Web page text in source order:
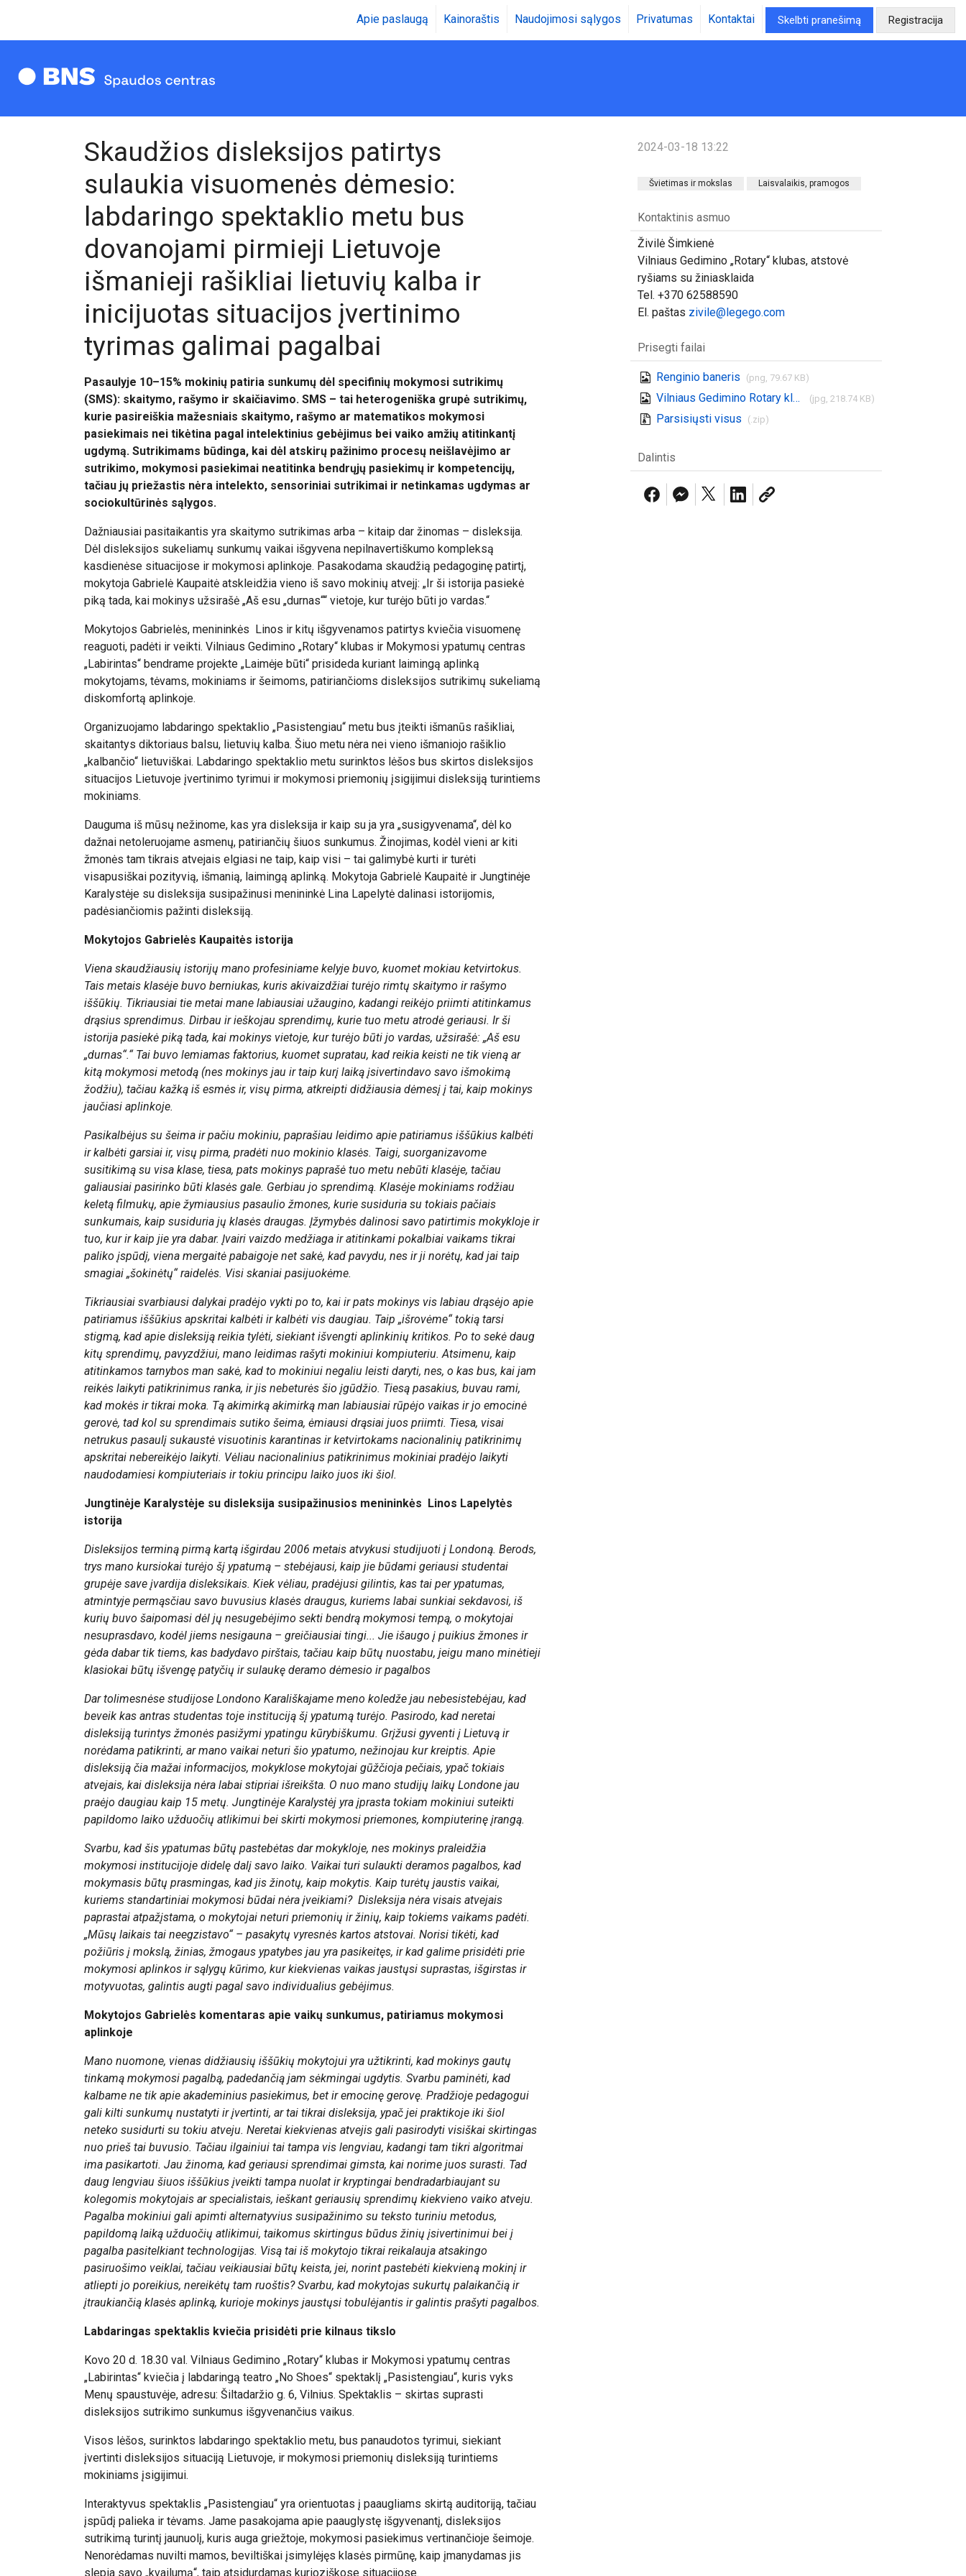
Apie paslaugą Kainoraštis Naudojimosi sąlygos Privatumas Kontaktai Skelbti pranešimą Registracija
Skaudžios disleksijos patirtys
sulaukia visuomenės dėmesio:
labdaringo spektaklio metu bus
dovanojami pirmieji Lietuvoje
išmanieji rašikliai lietuvių kalba ir
inicijuotas situacijos įvertinimo
tyrimas galimai pagalbai
Pasaulyje 10–15% mokinių patiria sunkumų dėl specifinių mokymosi sutrikimų
(SMS): skaitymo, rašymo ir skaičiavimo. SMS – tai heterogeniška grupė sutrikimų,
kurie pasireiškia mažesniais skaitymo, rašymo ar matematikos mokymosi
pasiekimais nei tikėtina pagal intelektinius gebėjimus bei vaiko amžių atitinkantį
ugdymą. Sutrikimams būdinga, kai dėl atskirų pažinimo procesų neišlavėjimo ar
sutrikimo, mokymosi pasiekimai neatitinka bendrųjų pasiekimų ir kompetencijų,
tačiau jų priežastis nėra intelekto, sensoriniai sutrikimai ir netinkamas ugdymas ar
sociokultūrinės sąlygos.
Dažniausiai pasitaikantis yra skaitymo sutrikimas arba – kitaip dar žinomas – disleksija.
Dėl disleksijos sukeliamų sunkumų vaikai išgyvena nepilnavertiškumo kompleksą
kasdienėse situacijose ir mokymosi aplinkoje. Pasakodama skaudžią pedagoginę patirtį,
mokytoja Gabrielė Kaupaitė atskleidžia vieno iš savo mokinių atvejį: „Ir ši istorija pasiekė
piką tada, kai mokinys užsirašė „Aš esu „durnas““ vietoje, kur turėjo būti jo vardas.“
Mokytojos Gabrielės, menininkės Linos ir kitų išgyvenamos patirtys kviečia visuomenę
reaguoti, padėti ir veikti. Vilniaus Gedimino „Rotary“ klubas ir Mokymosi ypatumų centras
„Labirintas“ bendrame projekte „Laimėje būti“ prisideda kuriant laimingą aplinką
mokytojams, tėvams, mokiniams ir šeimoms, patiriančioms disleksijos sutrikimų sukeliamą
diskomfortą aplinkoje.
Organizuojamo labdaringo spektaklio „Pasistengiau“ metu bus įteikti išmanūs rašikliai,
skaitantys diktoriaus balsu, lietuvių kalba. Šiuo metu nėra nei vieno išmaniojo rašiklio
„kalbančio“ lietuviškai. Labdaringo spektaklio metu surinktos lėšos bus skirtos disleksijos
situacijos Lietuvoje įvertinimo tyrimui ir mokymosi priemonių įsigijimui disleksiją turintiems
mokiniams.
Dauguma iš mūsų nežinome, kas yra disleksija ir kaip su ja yra „susigyvenama“, dėl ko
dažnai netoleruojame asmenų, patiriančių šiuos sunkumus. Žinojimas, kodėl vieni ar kiti
žmonės tam tikrais atvejais elgiasi ne taip, kaip visi – tai galimybė kurti ir turėti
visapusiškai pozityvią, išmanią, laimingą aplinką. Mokytoja Gabrielė Kaupaitė ir Jungtinėje
Karalystėje su disleksija susipažinusi menininkė Lina Lapelytė dalinasi istorijomis,
padėsiančiomis pažinti disleksiją.
Mokytojos Gabrielės Kaupaitės istorija
Viena skaudžiausių istorijų mano profesiniame kelyje buvo, kuomet mokiau ketvirtokus.
Tais metais klasėje buvo berniukas, kuris akivaizdžiai turėjo rimtų skaitymo ir rašymo
iššūkių. Tikriausiai tie metai mane labiausiai užaugino, kadangi reikėjo priimti atitinkamus
drąsius sprendimus. Dirbau ir ieškojau sprendimų, kurie tuo metu atrodė geriausi. Ir ši
istorija pasiekė piką tada, kai mokinys vietoje, kur turėjo būti jo vardas, užsirašė: „Aš esu
„durnas“.“ Tai buvo lemiamas faktorius, kuomet supratau, kad reikia keisti ne tik vieną ar
kitą mokymosi metodą (nes mokinys jau ir taip kurį laiką įsivertindavo savo išmokimą
žodžiu), tačiau kažką iš esmės ir, visų pirma, atkreipti didžiausia dėmesį į tai, kaip mokinys
jaučiasi aplinkoje.
Pasikalbėjus su šeima ir pačiu mokiniu, paprašiau leidimo apie patiriamus iššūkius kalbėti
ir kalbėti garsiai ir, visų pirma, pradėti nuo mokinio klasės. Taigi, suorganizavome
susitikimą su visa klase, tiesa, pats mokinys paprašė tuo metu nebūti klasėje, tačiau
galiausiai pasirinko būti klasės gale. Gerbiau jo sprendimą. Klasėje mokiniams rodžiau
keletą filmukų, apie žymiausius pasaulio žmones, kurie susiduria su tokiais pačiais
sunkumais, kaip susiduria jų klasės draugas. Įžymybės dalinosi savo patirtimis mokykloje ir
tuo, kur ir kaip jie yra dabar. Įvairi vaizdo medžiaga ir atitinkami pokalbiai vaikams tikrai
paliko įspūdį, viena mergaitė pabaigoje net sakė, kad pavydu, nes ir ji norėtų, kad jai taip
smagiai „šokinėtų“ raidelės. Visi skaniai pasijuokėme.
Tikriausiai svarbiausi dalykai pradėjo vykti po to, kai ir pats mokinys vis labiau drąsėjo apie
patiriamus iššūkius apskritai kalbėti ir kalbėti vis daugiau. Taip „išrovėme“ tokią tarsi
stigmą, kad apie disleksiją reikia tylėti, siekiant išvengti aplinkinių kritikos. Po to sekė daug
kitų sprendimų, pavyzdžiui, mano leidimas rašyti mokiniui kompiuteriu. Atsimenu, kaip
atitinkamos tarnybos man sakė, kad to mokiniui negaliu leisti daryti, nes, o kas bus, kai jam
reikės laikyti patikrinimus ranka, ir jis nebeturės šio įgūdžio. Tiesą pasakius, buvau rami,
kad mokės ir tikrai moka. Tą akimirką akimirką man labiausiai rūpėjo vaikas ir jo emocinė
gerovė, tad kol su sprendimais sutiko šeima, ėmiausi drąsiai juos priimti. Tiesa, visai
netrukus pasaulį sukaustė visuotinis karantinas ir ketvirtokams nacionalinių patikrinimų
apskritai nebereikėjo laikyti. Vėliau nacionalinius patikrinimus mokiniai pradėjo laikyti
naudodamiesi kompiuteriais ir tokiu principu laiko juos iki šiol.
Jungtinėje Karalystėje su disleksija susipažinusios menininkės Linos Lapelytės
istorija
Disleksijos terminą pirmą kartą išgirdau 2006 metais atvykusi studijuoti į Londoną. Berods,
trys mano kursiokai turėjo šį ypatumą – stebėjausi, kaip jie būdami geriausi studentai
grupėje save įvardija disleksikais. Kiek vėliau, pradėjusi gilintis, kas tai per ypatumas,
atmintyje permąsčiau savo buvusius klasės draugus, kuriems labai sunkiai sekdavosi, iš
kurių buvo šaipomasi dėl jų nesugebėjimo sekti bendrą mokymosi tempą, o mokytojai
nesuprasdavo, kodėl jiems nesigauna – greičiausiai tingi... Jie išaugo į puikius žmones ir
gėda dabar tik tiems, kas badydavo pirštais, tačiau kaip būtų nuostabu, jeigu mano minėtieji
klasiokai būtų išvengę patyčių ir sulaukę deramo dėmesio ir pagalbos
Dar tolimesnėse studijose Londono Karališkajame meno koledže jau nebesistebėjau, kad
beveik kas antras studentas toje instituciją šį ypatumą turėjo. Pasirodo, kad neretai
disleksiją turintys žmonės pasižymi ypatingu kūrybiškumu. Grįžusi gyventi į Lietuvą ir
norėdama patikrinti, ar mano vaikai neturi šio ypatumo, nežinojau kur kreiptis. Apie
disleksiją čia mažai informacijos, mokyklose mokytojai gūžčioja pečiais, ypač tokiais
atvejais, kai disleksija nėra labai stipriai išreikšta. O nuo mano studijų laikų Londone jau
praėjo daugiau kaip 15 metų. Jungtinėje Karalystėj yra įprasta tokiam mokiniui suteikti
papildomo laiko užduočių atlikimui bei skirti mokymosi priemones, kompiuterinę įrangą.
Svarbu, kad šis ypatumas būtų pastebėtas dar mokykloje, nes mokinys praleidžia
mokymosi institucijoje didelę dalį savo laiko. Vaikai turi sulaukti deramos pagalbos, kad
mokymasis būtų prasmingas, kad jis žinotų, kaip mokytis. Kaip turėtų jaustis vaikai,
kuriems standartiniai mokymosi būdai nėra įveikiami? Disleksija nėra visais atvejais
paprastai atpažįstama, o mokytojai neturi priemonių ir žinių, kaip tokiems vaikams padėti.
„Mūsų laikais tai neegzistavo“ – pasakytų vyresnės kartos atstovai. Norisi tikėti, kad
požiūris į mokslą, žinias, žmogaus ypatybes jau yra pasikeitęs, ir kad galime prisidėti prie
mokymosi aplinkos ir sąlygų kūrimo, kur kiekvienas vaikas jaustųsi suprastas, išgirstas ir
motyvuotas, galintis augti pagal savo individualius gebėjimus.
Mokytojos Gabrielės komentaras apie vaikų sunkumus, patiriamus mokymosi
aplinkoje
Mano nuomone, vienas didžiausių iššūkių mokytojui yra užtikrinti, kad mokinys gautų
tinkamą mokymosi pagalbą, padedančią jam sėkmingai ugdytis. Svarbu paminėti, kad
kalbame ne tik apie akademinius pasiekimus, bet ir emocinę gerovę. Pradžioje pedagogui
gali kilti sunkumų nustatyti ir įvertinti, ar tai tikrai disleksija, ypač jei praktikoje iki šiol
neteko susidurti su tokiu atveju. Neretai kiekvienas atvejis gali pasirodyti visiškai skirtingas
nuo prieš tai buvusio. Tačiau ilgainiui tai tampa vis lengviau, kadangi tam tikri algoritmai
ima pasikartoti. Jau žinoma, kad geriausi sprendimai gimsta, kai norime juos surasti. Tad
daug lengviau šiuos iššūkius įveikti tampa nuolat ir kryptingai bendradarbiaujant su
kolegomis mokytojais ar specialistais, ieškant geriausių sprendimų kiekvieno vaiko atveju.
Pagalba mokiniui gali apimti alternatyvius susipažinimo su teksto turiniu metodus,
papildomą laiką užduočių atlikimui, taikomus skirtingus būdus žinių įsivertinimui bei į
pagalba pasitelkiant technologijas. Visą tai iš mokytojo tikrai reikalauja atsakingo
pasiruošimo veiklai, tačiau veikiausiai būtų keista, jei, norint pastebėti kiekvieną mokinį ir
atliepti jo poreikius, nereikėtų tam ruoštis? Svarbu, kad mokytojas sukurtų palaikančią ir
įtraukiančią klasės aplinką, kurioje mokinys jaustųsi tobulėjantis ir galintis prašyti pagalbos.
Labdaringas spektaklis kviečia prisidėti prie kilnaus tikslo
Kovo 20 d. 18.30 val. Vilniaus Gedimino „Rotary“ klubas ir Mokymosi ypatumų centras
„Labirintas“ kviečia į labdaringą teatro „No Shoes“ spektaklį „Pasistengiau“, kuris vyks
Menų spaustuvėje, adresu: Šiltadaržio g. 6, Vilnius. Spektaklis – skirtas suprasti
disleksijos sutrikimo sunkumus išgyvenančius vaikus.
Visos lėšos, surinktos labdaringo spektaklio metu, bus panaudotos tyrimui, siekiant
įvertinti disleksijos situaciją Lietuvoje, ir mokymosi priemonių disleksiją turintiems
mokiniams įsigijimui.
Interaktyvus spektaklis „Pasistengiau“ yra orientuotas į paaugliams skirtą auditoriją, tačiau
įspūdį palieka ir tėvams. Jame pasakojama apie paauglystę išgyvenantį, disleksijos
sutrikimą turintį jaunuolį, kuris auga griežtoje, mokymosi pasiekimus vertinančioje šeimoje.
Nenorėdamas nuvilti mamos, beviltiškai įsimylėjęs klasės pirmūnę, kaip įmanydamas jis
slepia savo „kvailumą“, taip atsidurdamas kurioziškose situacijose.
2024-03-18 13:22
Švietimas ir mokslas Laisvalaikis, pramogos
Kontaktinis asmuo
Živilė Šimkienė
Vilniaus Gedimino „Rotary“ klubas, atstovė
ryšiams su žiniasklaida
Tel. +370 62588590
El. paštas zivile@legego.com
Prisegti failai
Renginio baneris (png, 79.67 KB)
Vilniaus Gedimino Rotary klubas - Logotipas (jpg, 218.74 KB)
Parsisiųsti visus (.zip)
Dalintis